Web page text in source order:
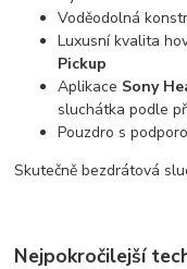
Voděodolná
Luxusní kvalita
Pickup
Aplikace Sony
sluchátka podle
Pouzdro s
Skutečně bezdrátová
Nejpokročilejší